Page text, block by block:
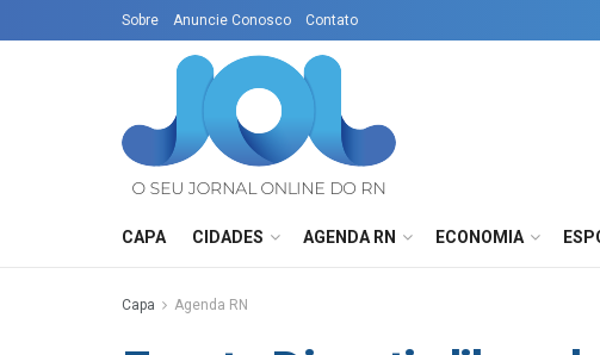
Sobre Anuncie Conosco Contato
CAPA CIDADES AGENDA RN ECONOMIA
Capa Agenda RN